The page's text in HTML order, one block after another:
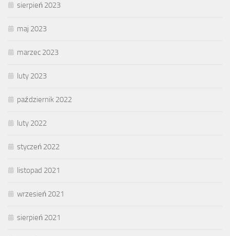
sierpień 2023
maj 2023
marzec 2023
luty 2023
październik 2022
luty 2022
styczeń 2022
listopad 2021
wrzesień 2021
sierpień 2021